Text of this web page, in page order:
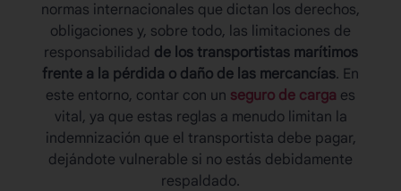
normas internacionales que dictan los derechos,
obligaciones y, sobre todo, las limitaciones de
responsabilidad de los transportistas marítimos
frente a la pérdida o daño de las mercancías. En
este entorno, contar con un seguro de carga es
vital, ya que estas reglas a menudo limitan la
indemnización que el transportista debe pagar,
dejándote vulnerable si no estás debidamente
respaldado.